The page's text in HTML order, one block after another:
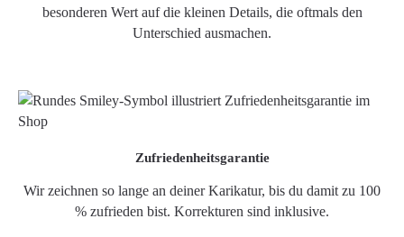
besonderen Wert auf die kleinen Details, die oftmals den
Unterschied ausmachen.
Zufriedenheitsgarantie
Wir zeichnen so lange an deiner Karikatur, bis du damit zu 100
% zufrieden bist. Korrekturen sind inklusive.